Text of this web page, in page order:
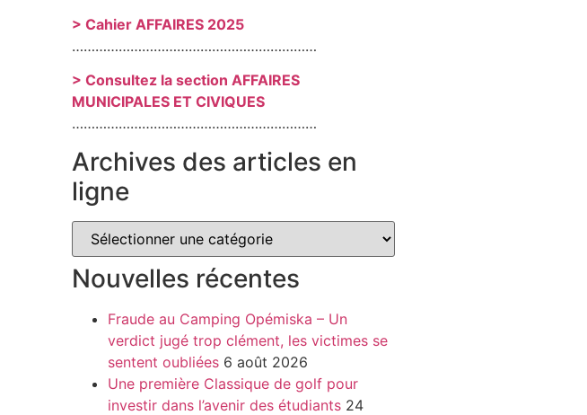
> Cahier AFFAIRES 2025
………………………………………………………
> Consultez la section AFFAIRES
MUNICIPALES ET CIVIQUES
………………………………………………………
Archives des articles en
ligne
Nouvelles récentes
Fraude au Camping Opémiska – Un
verdict jugé trop clément, les victimes se
sentent oubliées 6 août 2026
Une première Classique de golf pour
investir dans l’avenir des étudiants 24